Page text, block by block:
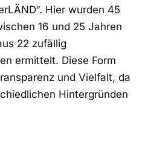
Hier wurden 45
16 und 25 Jahren
22 zufällig
ermittelt. Diese Form
und Vielfalt, da
Hintergründen